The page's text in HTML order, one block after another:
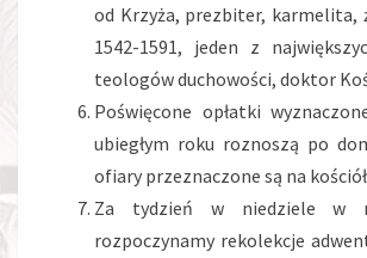
od Krzyża, prezbiter, karmelita,
1542-1591, jeden z
teologów duchowości, doktor
Poświęcone opłatki
ubiegłym roku roznoszą po
ofiary przeznaczone są na
Za tydzień w niedziele w
rozpoczynamy rekolekcje